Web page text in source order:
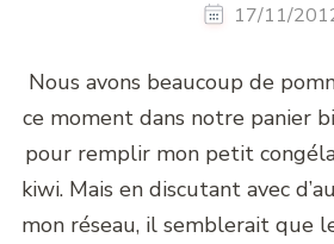
17/11/
Nous avons beaucoup de
ce moment dans notre panier
pour remplir mon petit
kiwi. Mais en discutant avec
mon réseau, il semblerait que